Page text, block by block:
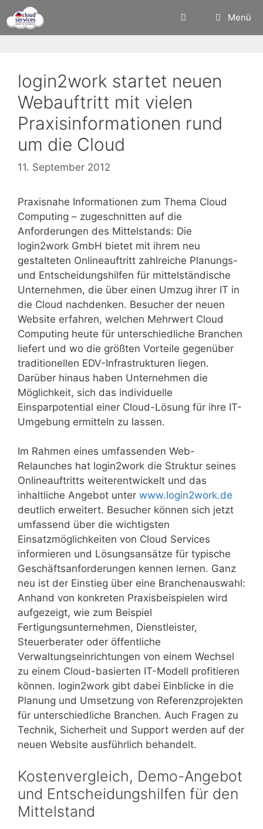
Inhalt
springen
Menü
login2work startet neuen
Webauftritt mit vielen
Praxisinformationen rund
um die Cloud
11. September 2012
Praxisnahe Informationen zum Thema Cloud
Computing – zugeschnitten auf die
Anforderungen des Mittelstands: Die
login2work GmbH bietet mit ihrem neu
gestalteten Onlineauftritt zahlreiche Planungs-
und Entscheidungshilfen für mittelständische
Unternehmen, die über einen Umzug ihrer IT in
die Cloud nachdenken. Besucher der neuen
Website erfahren, welchen Mehrwert Cloud
Computing heute für unterschiedliche Branchen
liefert und wo die größten Vorteile gegenüber
traditionellen EDV-Infrastrukturen liegen.
Darüber hinaus haben Unternehmen die
Möglichkeit, sich das individuelle
Einsparpotential einer Cloud-Lösung für ihre IT-
Umgebung ermitteln zu lassen.
Im Rahmen eines umfassenden Web-
Relaunches hat login2work die Struktur seines
Onlineauftritts weiterentwickelt und das
inhaltliche Angebot unter www.login2work.de
deutlich erweitert. Besucher können sich jetzt
umfassend über die wichtigsten
Einsatzmöglichkeiten von Cloud Services
informieren und Lösungsansätze für typische
Geschäftsanforderungen kennen lernen. Ganz
neu ist der Einstieg über eine Branchenauswahl:
Anhand von konkreten Praxisbeispielen wird
aufgezeigt, wie zum Beispiel
Fertigungsunternehmen, Dienstleister,
Steuerberater oder öffentliche
Verwaltungseinrichtungen von einem Wechsel
zu einem Cloud-basierten IT-Modell profitieren
können. login2work gibt dabei Einblicke in die
Planung und Umsetzung von Referenzprojekten
für unterschiedliche Branchen. Auch Fragen zu
Technik, Sicherheit und Support werden auf der
neuen Website ausführlich behandelt.
Kostenvergleich, Demo-Angebot
und Entscheidungshilfen für den
Mittelstand